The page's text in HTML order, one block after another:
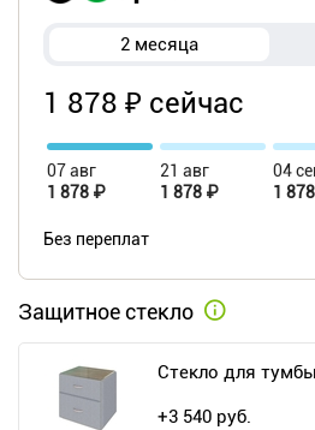
2 месяца
1 878 ₽ сейчас
07 авг
1 878 ₽
21 авг
1 878 ₽
04
1
Без переплат
Защитное стекло
Стекло для
+3 540 руб.